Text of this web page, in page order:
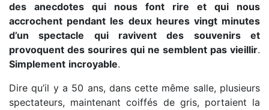
des
anecdotes qui nous font rire et qui
nous
accrochent pendant les deux heures vingt minutes
d’un
spectacle qui ravivent des souvenirs
et
provoquent des sourires qui ne semblent pas vieillir.
Simplement incroyable.
Dire qu’il y a 50 ans, dans cette même salle, plusieurs
spectateurs, maintenant coiffés de gris, portaient la